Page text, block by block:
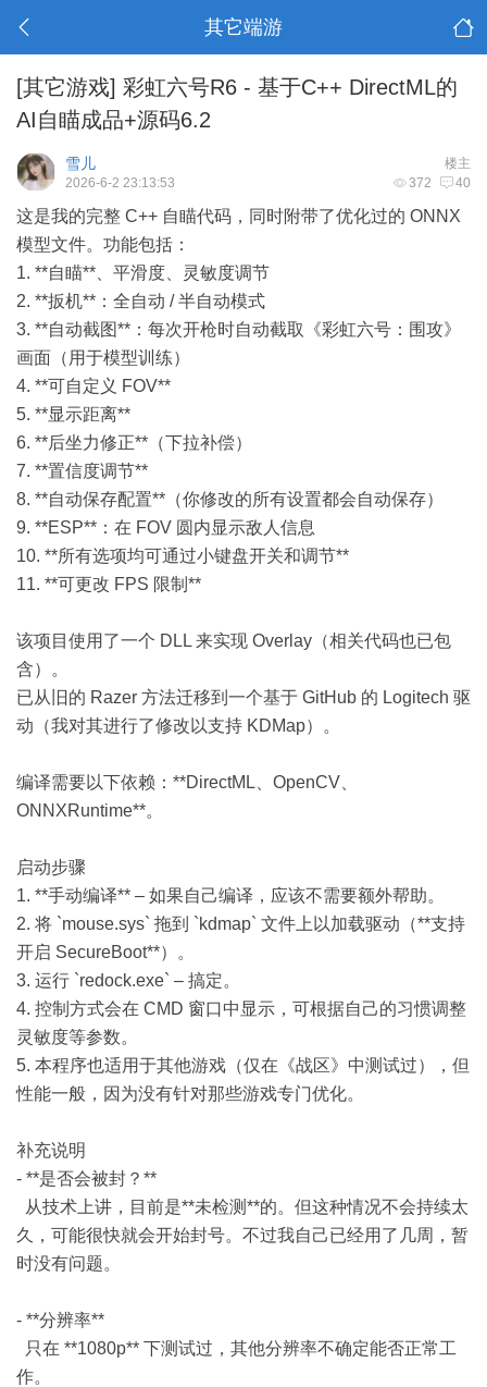
其它端游
[其它游戏] 彩虹六号R6 - 基于C++ DirectML的
AI自瞄成品+源码6.2
楼主
雪儿
372 40
2026-6-2 23:13:53
这是我的完整 C++ 自瞄代码，同时附带了优化过的 ONNX
模型文件。功能包括：
1. **自瞄**、平滑度、灵敏度调节
2. **扳机**：全自动 / 半自动模式
3. **自动截图**：每次开枪时自动截取《彩虹六号：围攻》
画面（用于模型训练）
4. **可自定义 FOV**
5. **显示距离**
6. **后坐力修正**（下拉补偿）
7. **置信度调节**
8. **自动保存配置**（你修改的所有设置都会自动保存）
9. **ESP**：在 FOV 圆内显示敌人信息
10. **所有选项均可通过小键盘开关和调节**
11. **可更改 FPS 限制**
该项目使用了一个 DLL 来实现 Overlay（相关代码也已包
含）。
已从旧的 Razer 方法迁移到一个基于 GitHub 的 Logitech 驱
动（我对其进行了修改以支持 KDMap）。
编译需要以下依赖：**DirectML、OpenCV、
ONNXRuntime**。
启动步骤
1. **手动编译** – 如果自己编译，应该不需要额外帮助。
2. 将 `mouse.sys` 拖到 `kdmap` 文件上以加载驱动（**支持
开启 SecureBoot**）。
3. 运行 `redock.exe` – 搞定。
4. 控制方式会在 CMD 窗口中显示，可根据自己的习惯调整
灵敏度等参数。
5. 本程序也适用于其他游戏（仅在《战区》中测试过），但
性能一般，因为没有针对那些游戏专门优化。
补充说明
- **是否会被封？**
从技术上讲，目前是**未检测**的。但这种情况不会持续太
久，可能很快就会开始封号。不过我自己已经用了几周，暂
时没有问题。
- **分辨率**
只在 **1080p** 下测试过，其他分辨率不确定能否正常工
作。